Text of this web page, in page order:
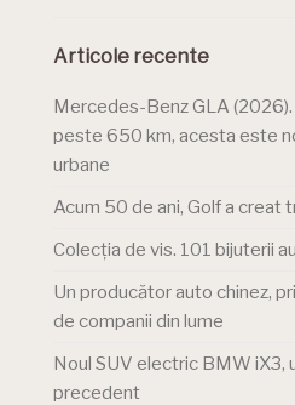
Articole recente
Mercedes-Benz GLA
peste 650 km, acesta este
urbane
Acum 50 de ani, Golf a creat
Colecția de vis. 101 bijuterii
Un producător auto chinez,
de companii din lume
Noul SUV electric BMW iX3,
precedent